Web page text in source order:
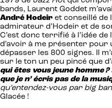
bands, Laurent Goddet
André Hodeir et conseillé de
admirateur d’Hodeir et de
C’est donc terrifié à l’idée
d’avoir à me présenter pour
dépasser les 800 signes. Il
sur le ton un peu pincé que
qui êtes vous jeune homme ?
que je n’ écris pas de la
qu’entendez-vous par big
Glacée !